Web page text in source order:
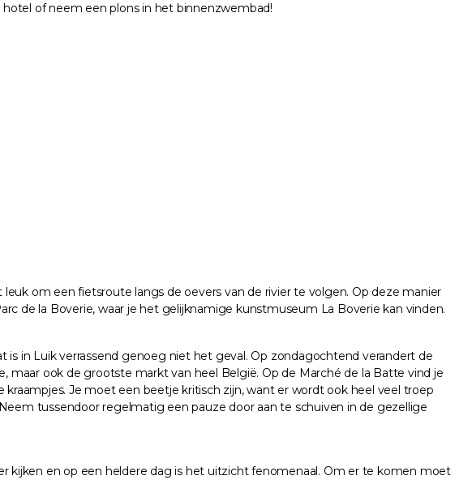
of neem een plons in het binnenzwembad!
om een fietsroute langs de oevers van de rivier te volgen. Op deze manier
de la Boverie, waar je het gelijknamige kunstmuseum La Boverie kan vinden.
is in Luik verrassend genoeg niet het geval. Op zondagochtend verandert de
maar ook de grootste markt van heel België. Op de Marché de la Batte vind je
Je moet een beetje kritisch zijn, want er wordt ook heel veel troep
tussendoor regelmatig een pauze door aan te schuiven in de gezellige
kijken en op een heldere dag is het uitzicht fenomenaal. Om er te komen moet